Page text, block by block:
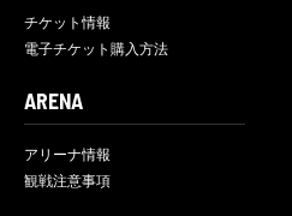
チケット情報
電子チケット購入方法
ARENA
アリーナ情報
観戦注意事項